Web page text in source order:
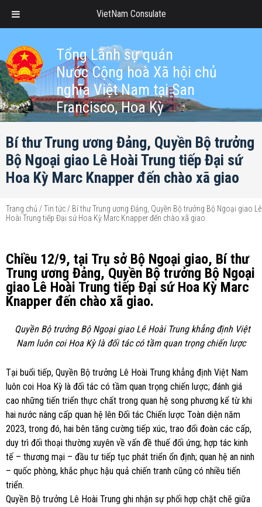
Tổng Lãnh sự quán
Nước Cộng hoà Xã hội chủ
nghĩa Việt Nam tại San
Francisco, Hoa Kỳ
Bí thư Trung ương Đảng, Quyền Bộ trưởng
Bộ Ngoại giao Lê Hoài Trung tiếp Đại sứ
Hoa Kỳ Marc Knapper đến chào xã giao
Trang chủ /Tin tức / Bí thư Trung ương Đảng, Quyền Bộ trưởng Bộ Ngoại giao Lê
Hoài Trung tiếp Đại sứ Hoa Kỳ Marc Knapper đến chào xã giao
Chiều 12/9, tại Trụ sở Bộ Ngoại giao, Bí thư
Trung ương Đảng, Quyền Bộ trưởng Bộ Ngoại
giao Lê Hoài Trung tiếp Đại sứ Hoa Kỳ Marc
Knapper đến chào xã giao.
Quyền Bộ trưởng Bộ Ngoại giao Lê Hoài Trung khẳng định Việt
Nam luôn coi Hoa Kỳ là đối tác có tầm quan trọng chiến lược
Tại buổi tiếp, Quyền Bộ trưởng Lê Hoài Trung khẳng định Việt Nam
luôn coi Hoa Kỳ là đối tác có tầm quan trọng chiến lược; đánh giá
cao những tiến triển thực chất trong quan hệ song phương kể từ khi
hai nước nâng cấp quan hệ lên Đối tác Chiến lược Toàn diện năm
2023, trong đó, hai bên tăng cường tiếp xúc, trao đổi đoàn các cấp,
duy trì đối thoại thường xuyên về vấn đề thuế đối ứng; hợp tác kinh
tế – thương mại – đầu tư tiếp tục phát triển ổn định; quan hệ an ninh
– quốc phòng, khắc phục hậu quả chiến tranh cũng có nhiều tiến
triển.
Quyền Bộ trưởng Lê Hoài Trung ghi nhận sự phối hợp chặt chẽ giữa
VietNam Consulate